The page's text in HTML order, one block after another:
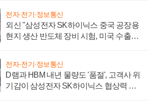
전자·전기·정보통신
외신 "삼성전자 SK하이닉스 중국 공장용
현지 생산 반도체 장비 시험, 미국 수출통
전자·전기·정보통신
D램과 HBM 내년 물량도 '품절', 고객사 위
기감이 삼성전자 SK하이닉스 협상력 더